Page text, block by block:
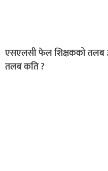
एसएलसी फेल शिक्षकको तलब
तलब कति ?